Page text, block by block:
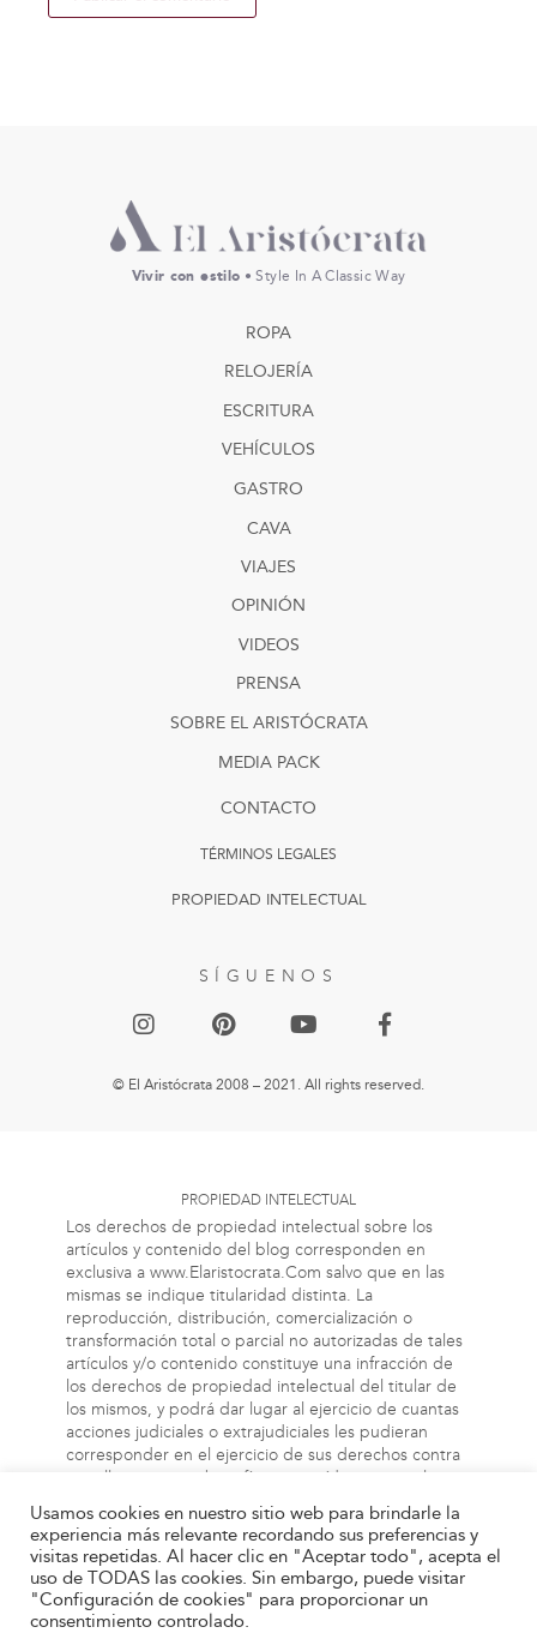
Vivir con estilo • Style In A Classic Way
ROPA
RELOJERÍA
ESCRITURA
VEHÍCULOS
GASTRO
CAVA
VIAJES
OPINIÓN
VIDEOS
PRENSA
SOBRE EL ARISTÓCRATA
MEDIA PACK
SÍGUENOS
© El Aristócrata 2008 – 2021. All rights reserved.
PROPIEDAD INTELECTUAL
TÉRMINOS LEGALES
CONTACTO
PROPIEDAD INTELECTUAL
Los derechos de propiedad intelectual sobre los
artículos y contenido del blog corresponden en
exclusiva a www.Elaristocrata.Com salvo que en las
mismas se indique titularidad distinta. La
reproducción, distribución, comercialización o
transformación total o parcial no autorizadas de tales
artículos y/o contenido constituye una infracción de
los derechos de propiedad intelectual del titular de
los mismos, y podrá dar lugar al ejercicio de cuantas
acciones judiciales o extrajudiciales les pudieran
corresponder en el ejercicio de sus derechos contra
aquellas personas bien físicas o jurídicas que vulneren
o perjudiquen los referidos derechos. Asimismo, la
información a la cual el usuario puede acceder a
través de este blog, puede estar protegida por
derechos de propiedad industrial, intelectual o de
otra índole. El propietario de este blog no será
responsable en ningún caso y bajo ningún concepto
Usamos cookies en nuestro sitio web para brindarle la
experiencia más relevante recordando sus preferencias y
visitas repetidas. Al hacer clic en "Aceptar todo", acepta el
uso de TODAS las cookies. Sin embargo, puede visitar
"Configuración de cookies" para proporcionar un
consentimiento controlado.